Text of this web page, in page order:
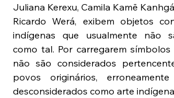
Juliana Kerexu, Camila Kamē
Ricardo Werá, exibem objetos
indígenas que usualmente não
como tal. Por carregarem
não são considerados
povos originários,
desconsiderados como arte